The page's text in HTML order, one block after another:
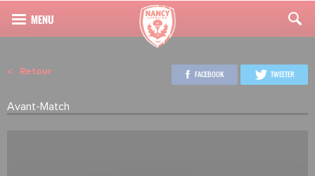
Retour
Avant-Match
FACEBOOK TWEETER